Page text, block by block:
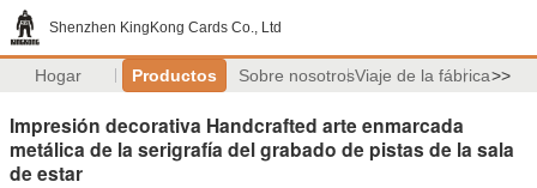
Shenzhen KingKong Cards Co., Ltd
Hogar Productos Sobre nosotrosViaje de la fábrica>>
Impresión decorativa Handcrafted arte enmarcada
metálica de la serigrafía del grabado de pistas de la sala
de estar